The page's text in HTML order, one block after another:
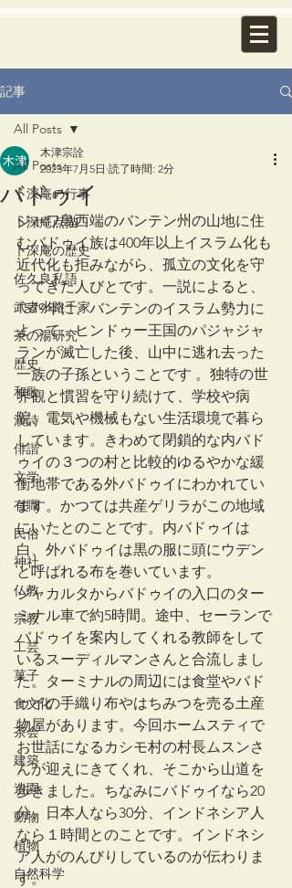
記事
All Posts
卜深庵の行事
卜深庵点描
卜深庵の歴史
佐久良私語
武者小路千家
茶の湯研究
歴史
和歌
漢詩
俳諧
文学
有職
民俗
神社
仏教
宗教
工芸
菓子
食文化
茶会
建築
造園
動物
植物
自然科学
All Posts
バドゥイ
木津宗詮
2023年7月5日 読了時間: 2分
ジャワ島西端のバンテン州の山地に住
むバドゥイ族は400年以上イスラム化も
近代化も拒みながら、孤立の文化を守
ってきた人びとです。一説によると、
1579年に、バンテンのイスラム勢力に
よって、ヒンドゥー王国のパジャジャ
ランが滅亡した後、山中に逃れ去った
一族の子孫ということです 。独特の世
界観と慣習を守り続けて、学校や病
院、電気や機械もない生活環境で暮ら
しています。きわめて閉鎖的な内バド
ゥイの３つの村と比較的ゆるやかな緩
衝地帯である外バドゥイにわかれてい
ます。かつては共産ゲリラがこの地域
にいたとのことです。内バドゥイは
白、外バドゥイは黒の服に頭にウデン
と呼ばれる布を巻いています。
ジャカルタからバドゥイの入口のター
ミナル車で約5時間。途中、セーランで
バドゥイを案内してくれる教師をして
いるスーディルマンさんと合流しまし
た。ターミナルの周辺には食堂やバド
ゥイの手織り布やはちみつを売る土産
物屋があります。今回ホームスティで
お世話になるカシモ村の村長ムスンさ
んが迎えにきてくれ、そこから山道を
歩きました。ちなみにバドゥイなら20
分、日本人なら30分、インドネシア人
なら１時間とのことです。インドネシ
ア人がのんびりしているのが伝わりま
す。